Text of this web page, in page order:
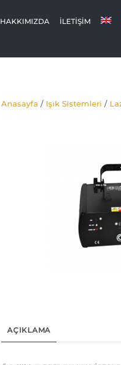
HAKKIMIZDA İLETIŞIM
Anasayfa / Işık Sistemleri /
AÇIKLAMA